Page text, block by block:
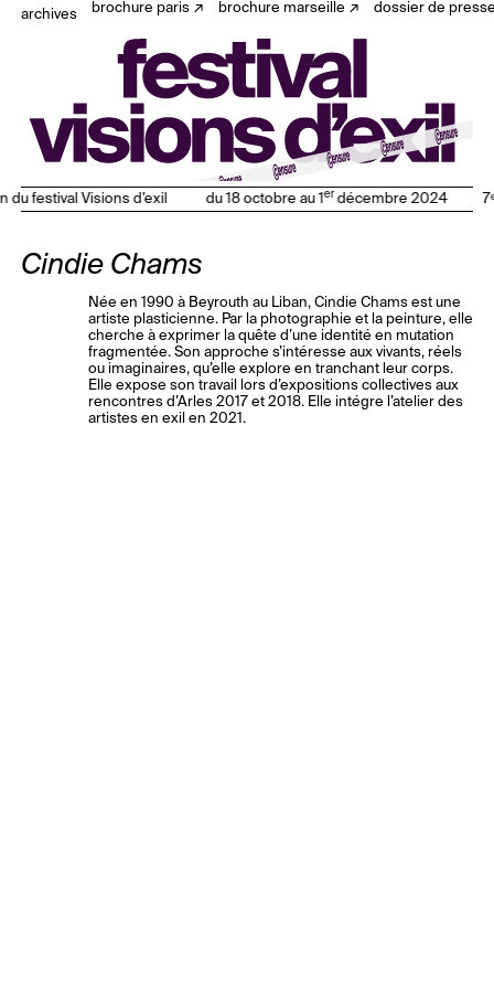
archives brochure paris brochure marseille dossier de
du festival Visions d’exil du 18 octobre au 1erdécembre 2024
Cindie Chams
Née en 1990 à Beyrouth au Liban, Cindie Chams est une
artiste plasticienne. Par la photographie et la peinture, elle
cherche à exprimer la quête d’une identité en mutation
fragmentée. Son approche s’intéresse aux vivants, réels
ou imaginaires, qu’elle explore en tranchant leur corps.
Elle expose son travail lors d’expositions collectives aux
rencontres d’Arles 2017 et 2018. Elle intégre l’atelier des
artistes en exil en 2021.